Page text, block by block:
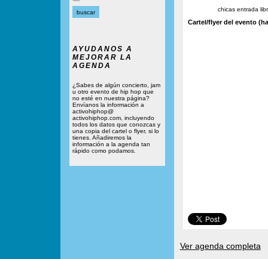
AYUDANOS A
MEJORAR LA
AGENDA
¿Sabes de algún concierto, jam
u otro evento de hip hop que
no esté en nuestra página?
Envíanos la información a
activohiphop@
activohiphop.com, incluyendo
todos los datos que conozcas y
una copia del cartel o flyer, si lo
tienes. Añadiremos la
información a la agenda tan
rápido como podamos.
chicas entrada
Cartel/flyer del evento
Ver agenda completa